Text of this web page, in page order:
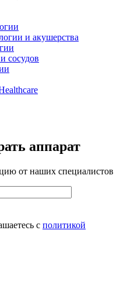
и акушерства
сосудов
аппарат
от наших специалистов
с политикой